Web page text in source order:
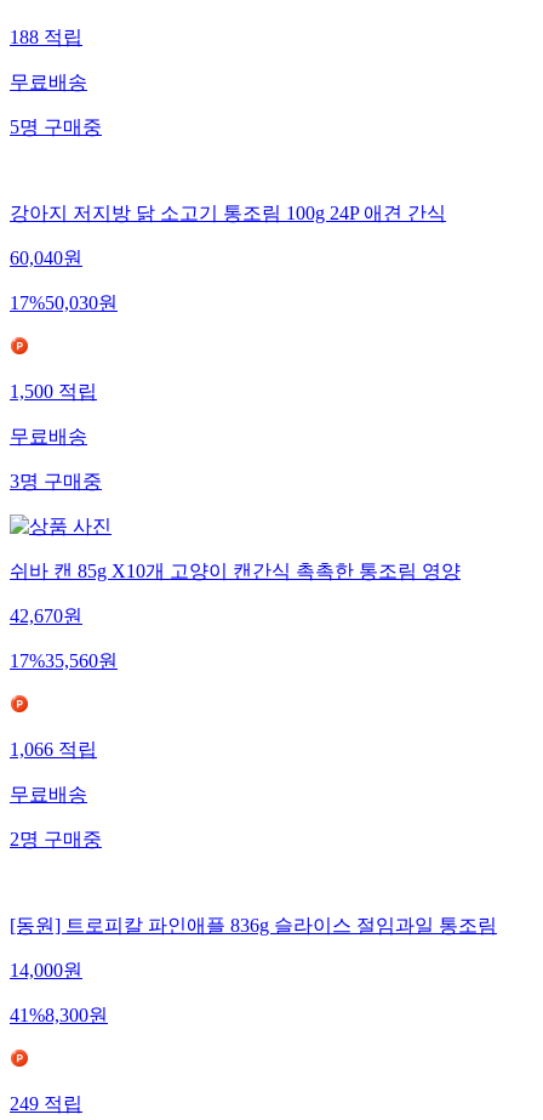
188적립
무료배송
5명구매중
강아지 저지방 닭 소고기 통조림 100g 24P 애견 간식
60,040원
17%50,030원
1,500적립
무료배송
3명구매중
쉬바 캔 85g X10개 고양이 캔간식 촉촉한 통조림 영양
42,670원
17%35,560원
1,066적립
무료배송
2명구매중
[동원] 트로피칼 파인애플 836g 슬라이스 절임과일 통조림
14,000원
41%8,300원
249적립